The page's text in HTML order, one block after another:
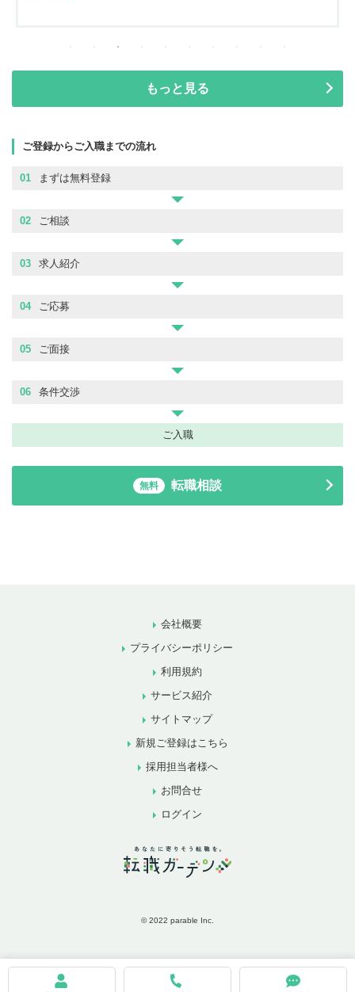
もっと見る
ご登録からご入職までの流れ
01 まずは無料登録
02 ご相談
03 求人紹介
04 ご応募
05 ご面接
06 条件交渉
ご入職
無料 転職相談
会社概要
プライバシーポリシー
利用規約
サービス紹介
サイトマップ
新規ご登録はこちら
採用担当者様へ
お問合せ
ログイン
© 2022 parable Inc.